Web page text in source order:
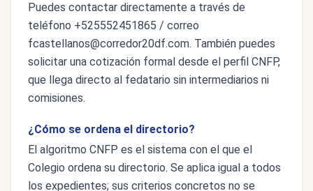
Puedes contactar directamente a través de
teléfono +525552451865 / correo
fcastellanos@corredor20df.com. También puedes
solicitar una cotización formal desde el perfil CNFP,
que llega directo al fedatario sin intermediarios ni
comisiones.
¿Cómo se ordena el directorio?
El algoritmo CNFP es el sistema con el que el
Colegio ordena su directorio. Se aplica igual a todos
los expedientes; sus criterios concretos no se